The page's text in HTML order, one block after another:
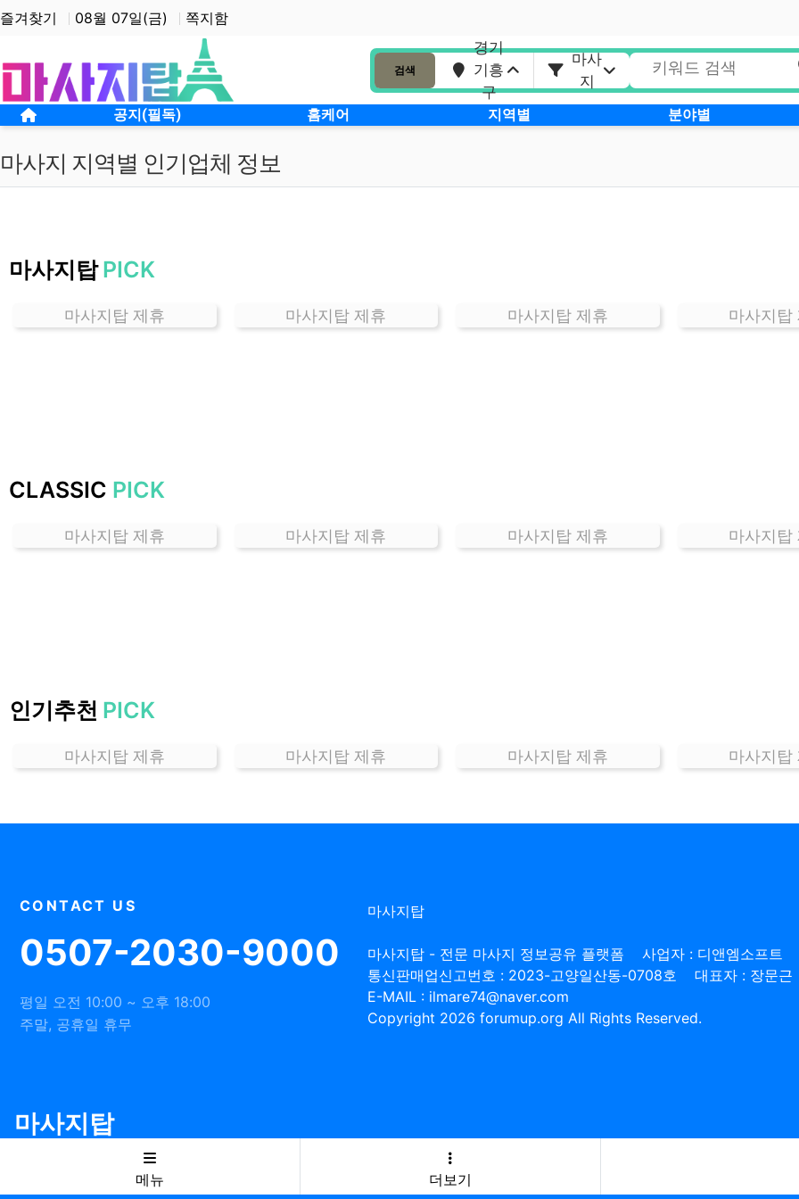
상단 네비
즐겨찾기 08월 07일(금) 쪽지함
검색
경기
기흥
구
마사
지
메인 메뉴 공지(필독) 홈케어 지역별 분야별
홈으로
마사지 지역별 인기업체 정보
기
가
격
천
마사지탑 PICK
마사지탑 제휴 마사지탑 제휴 마사지탑 제휴 마사지탑
CLASSIC PICK
마사지탑 제휴 마사지탑 제휴 마사지탑 제휴 마사지탑
인기추천 PICK
마사지탑 제휴 마사지탑 제휴 마사지탑 제휴 마사지탑
CONTACT US
0507-2030-9000
평일 오전 10:00 ~ 오후 18:00
주말, 공휴일 휴무
마사지탑
마사지탑 - 전문 마사지 정보공유 플랫폼
사업자 : 디앤엠소프트
통신판매업신고번호 : 2023-고양일산동-0708호
대표자 : 장문근
E-MAIL : ilmare74@naver.com
Copyright 2026 forumup.org All Rights Reserved.
마사지탑
메뉴
더보기